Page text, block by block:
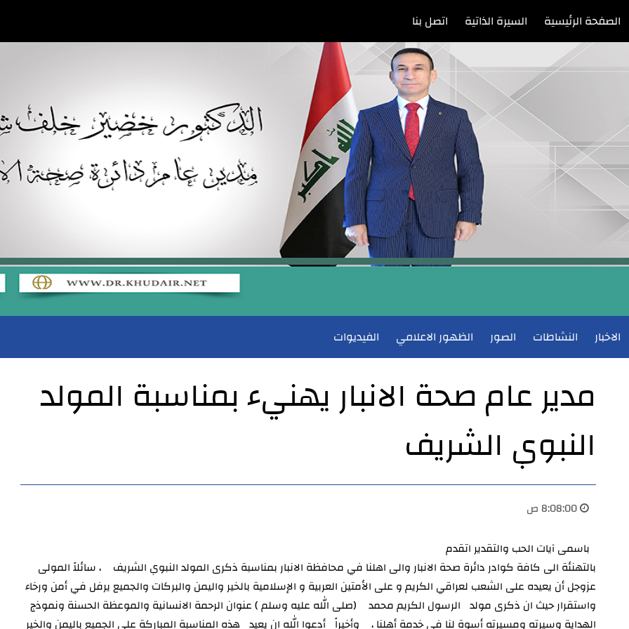
الصفحة الرئيسية السيرة الذاتية اتصل بنا
الاخبار النشاطات الصور الظهور الاعلامي الفيديوات
مدير عام صحة الانبار يهنيء بمناسبة المولد
النبوي الشريف
8:08:00 ص
باسمى آيات الحب والتقدير اتقدم
بالتهنئة الى كافة كوادر دائرة صحة الانبار والى اهلنا في محافظة الانبار بمناسبة ذكرى المولد النبوي الشريف ، سائلاً المولى
عزوجل أن يعيده على الشعب لعراقي الكريم و على الأمتين العربية و الإسلامية بالخير واليمن والبركات والجميع يرفل في أمن ورخاء
واستقرار حيث ان ذكرى مولد الرسول الكريم محمد (صلى الله عليه وسلم ) عنوان الرحمة الانسانية والموعظة الحسنة ونموذج
الهداية وسيرته ومسيرته أسوة لنا في خدمة أهلنا ، وأخيراً أدعوا الله ان يعيد هذه المناسبة المباركة على الجميع باليمن والخير